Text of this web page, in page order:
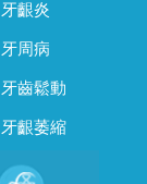
牙齦炎
牙周病
牙齒鬆動
牙齦萎縮